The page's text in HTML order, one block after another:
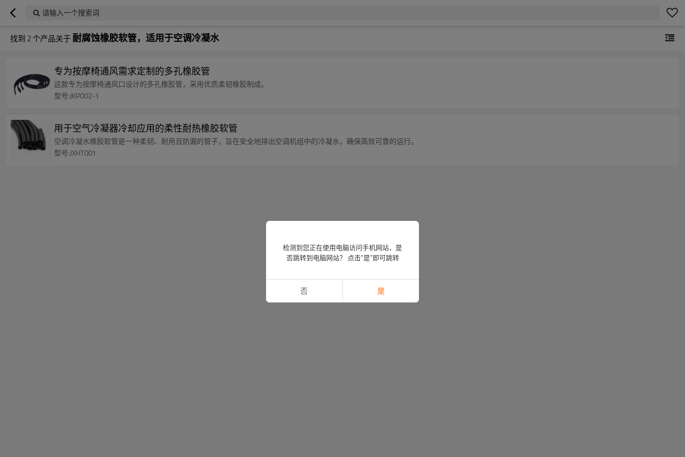
请输入一个搜索词
找到 2个产品关于耐腐蚀橡胶软管，适用于空调冷凝水
专为按摩椅通风需求定制的多孔橡胶管
这款专为按摩椅通风口设计的多孔橡胶管，采用优质柔韧橡胶制成。
型号:JKP002-1
用于空气冷凝器冷却应用的柔性耐热橡胶软管
空调冷凝水橡胶软管是一种柔韧、耐用且防漏的管子，旨在安全地排出空调机组中的冷凝水，确保高效可靠的运行。
型号:JXHT001
检测到您正在使用电脑访问手机网站，是
否跳转到电脑网站？ 点击“是”即可跳转
否 是